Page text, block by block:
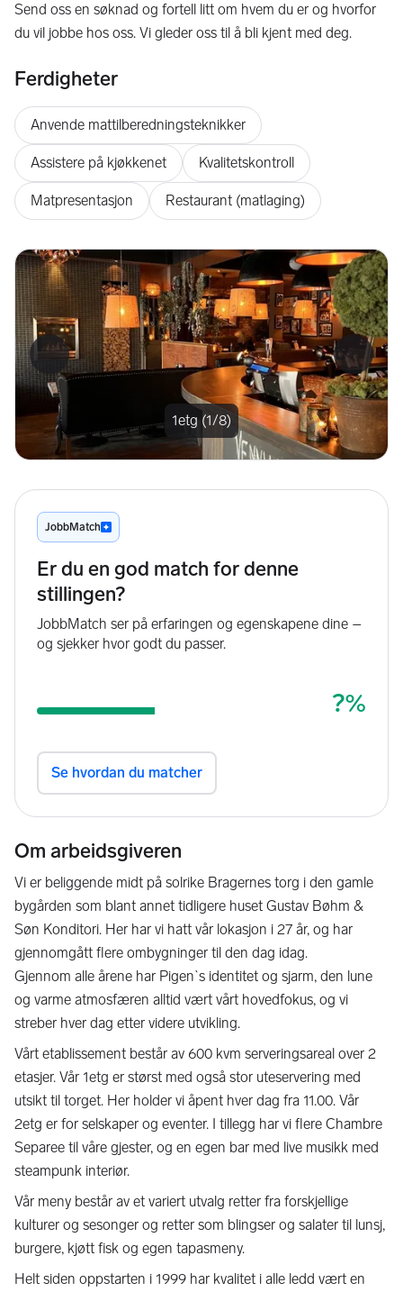
Send oss en søknad og fortell litt om hvem du er og hvorfor
du vil jobbe hos oss. Vi gleder oss til å bli kjent med deg.
Ferdigheter
Anvende mattilberedningsteknikker
Assistere på kjøkkenet Kvalitetskontroll
Matpresentasjon Restaurant (matlaging)
Forrige bilde Neste
1etg (1/8)
Om arbeidsgiveren
Vi er beliggende midt på solrike Bragernes torg i den gamle
bygården som blant annet tidligere huset Gustav Bøhm &
Søn Konditori. Her har vi hatt vår lokasjon i 27 år, og har
gjennomgått flere ombygninger til den dag idag.
Gjennom alle årene har Pigen`s identitet og sjarm, den lune
og varme atmosfæren alltid vært vårt hovedfokus, og vi
streber hver dag etter videre utvikling.
Vårt etablissement består av 600 kvm serveringsareal over 2
etasjer. Vår 1etg er størst med også stor uteservering med
utsikt til torget. Her holder vi åpent hver dag fra 11.00. Vår
2etg er for selskaper og eventer. I tillegg har vi flere Chambre
Separee til våre gjester, og en egen bar med live musikk med
steampunk interiør.
Vår meny består av et variert utvalg retter fra forskjellige
kulturer og sesonger og retter som blingser og salater til lunsj,
burgere, kjøtt fisk og egen tapasmeny.
Helt siden oppstarten i 1999 har kvalitet i alle ledd vært en